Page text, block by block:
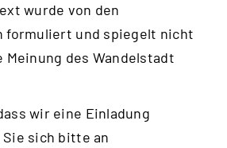
wurde von den
formuliert und spiegelt nicht
Meinung des Wandelstadt
wir eine Einladung
sich bitte an